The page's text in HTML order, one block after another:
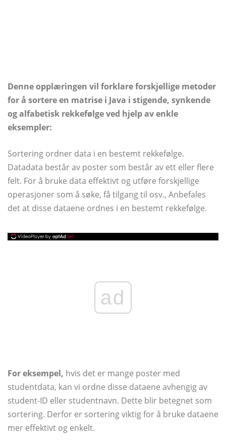
Denne opplæringen vil forklare forskjellige metoder
for å sortere en matrise i Java i stigende, synkende
og alfabetisk rekkefølge ved hjelp av enkle
eksempler:
Sortering ordner data i en bestemt rekkefølge.
Datadata består av poster som består av ett eller flere
felt. For å bruke data effektivt og utføre forskjellige
operasjoner som å søke, få tilgang til osv., Anbefales
det at disse dataene ordnes i en bestemt rekkefølge.
ad
For eksempel, hvis det er mange poster med
studentdata, kan vi ordne disse dataene avhengig av
student-ID eller studentnavn. Dette blir betegnet som
sortering. Derfor er sortering viktig for å bruke dataene
mer effektivt og enkelt.